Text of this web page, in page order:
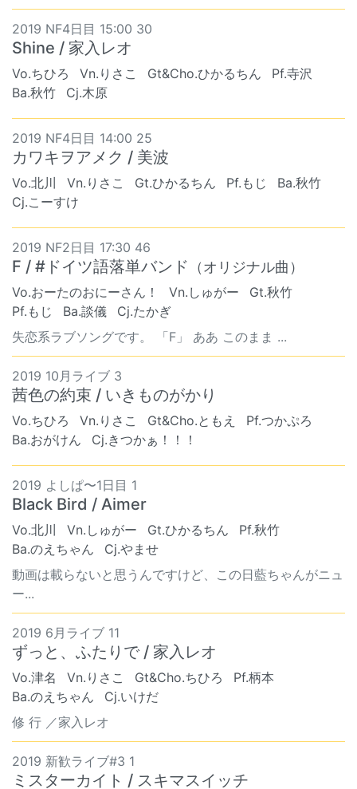
2019 NF4日目 15:00 30
Shine / 家入レオ
Vo.ちひろ Vn.りさこ Gt&Cho.ひかるちん
Pf.寺沢
Ba.秋竹
Cj.木原
2019 NF4日目 14:00 25
カワキヲアメク / 美波
Vo.北川 Vn.りさこ Gt.ひかるちん Pf.もじ
Ba.秋竹
Cj.こーすけ
2019 NF2日目 17:30 46
F / #ドイツ語落単バンド （オリジナル曲）
Vo.おーたのおにーさん！ Vn.しゅがー
Gt.秋竹
Pf.もじ
Ba.談儀
Cj.たかぎ
失恋系ラブソングです。 「F」 ああ このまま ...
2019 10月ライブ 3
茜色の約束 / いきものがかり
Vo.ちひろ Vn.りさこ Gt&Cho.ともえ
Pf.つかぷろ
Ba.おがけん
Cj.きつかぁ！！！
2019 よしぱ〜1日目 1
Black Bird / Aimer
Vo.北川 Vn.しゅがー Gt.ひかるちん
Pf.秋竹
Ba.のえちゃん
Cj.やませ
動画は載らないと思うんですけど、この日藍ちゃんがニュ
ー...
2019 6月ライブ 11
ずっと、ふたりで / 家入レオ
Vo.津名 Vn.りさこ Gt&Cho.ちひろ
Pf.柄本
Ba.のえちゃん
Cj.いけだ
修 行 ／家入レオ
2019 新歓ライブ#3 1
ミスターカイト / スキマスイッチ